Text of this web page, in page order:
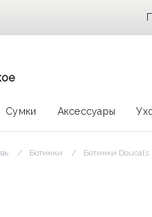
Ботинки Ботинки Doucal’s
Сумки Аксессуары